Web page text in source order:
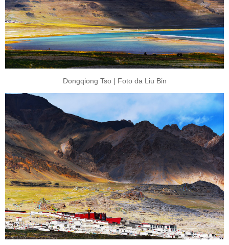
Dongqiong Tso | Foto da Liu Bin